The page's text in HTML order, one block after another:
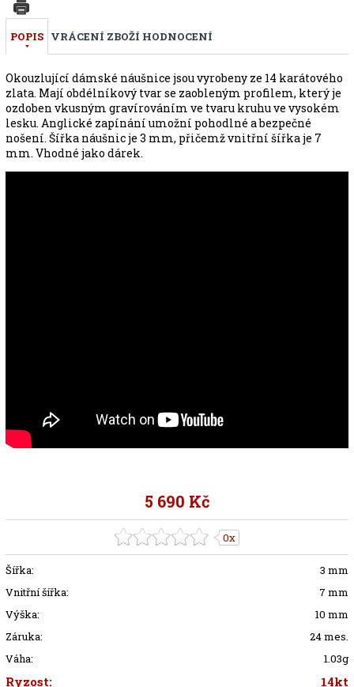
POPIS VRÁCENÍ ZBOŽÍ HODNOCENÍ
Okouzlující dámské náušnice jsou vyrobeny ze 14 karátového
zlata. Mají obdélníkový tvar se zaobleným profilem, který je
ozdoben vkusným gravírováním ve tvaru kruhu ve vysokém
lesku. Anglické zapínání umožní pohodlné a bezpečné
nošení. Šířka náušnic je 3 mm, přičemž vnitřní šířka je 7
mm. Vhodné jako dárek.
5 690 Kč
0x
Šířka:
3 mm
Vnitřní šířka:
7 mm
Výška:
10 mm
Záruka:
24 mes.
Váha:
1.03g
Ryzost: 14kt